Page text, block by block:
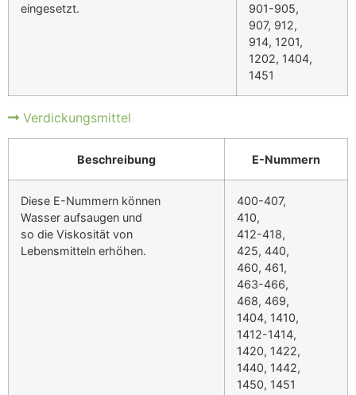
eingesetzt.
901-905,
907, 912,
914, 1201,
1202, 1404,
1451
Verdickungsmittel
Beschreibung E-Nummern
Diese E-Nummern können
Wasser aufsaugen und
so die Viskosität von
Lebensmitteln erhöhen.
400-407,
410,
412-418,
425, 440,
460, 461,
463-466,
468, 469,
1404, 1410,
1412-1414,
1420, 1422,
1440, 1442,
1450, 1451